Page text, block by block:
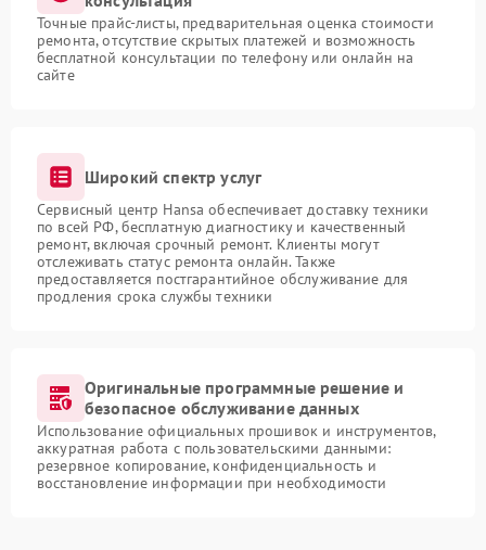
Точные прайс-листы, предварительная оценка стоимости
ремонта, отсутствие скрытых платежей и возможность
бесплатной консультации по телефону или онлайн на
сайте
Широкий спектр услуг
Сервисный центр Hansa обеспечивает доставку техники
по всей РФ, бесплатную диагностику и качественный
ремонт, включая срочный ремонт. Клиенты могут
отслеживать статус ремонта онлайн. Также
предоставляется постгарантийное обслуживание для
продления срока службы техники
Оригинальные программные решение и
безопасное обслуживание данных
Использование официальных прошивок и инструментов,
аккуратная работа с пользовательскими данными:
резервное копирование, конфиденциальность и
восстановление информации при необходимости